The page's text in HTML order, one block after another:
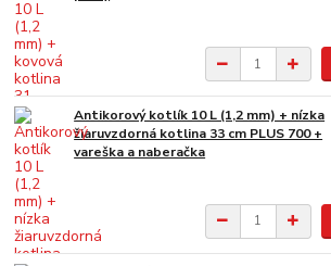
Antikorový kotlík 10 L (1,2 mm) + nízka
žiaruvzdorná kotlina 33 cm PLUS 700 +
vareška a naberačka